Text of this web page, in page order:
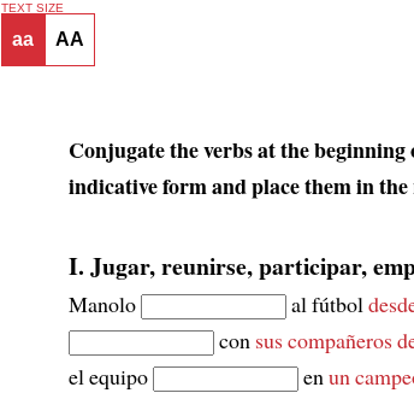
TEXT SIZE
aa AA
Conjugate the verbs at the
indicative form and place them in the
I. Jugar, reunirse, participar,
Manolo al fútbol
con sus compañeros
el equipo
enun